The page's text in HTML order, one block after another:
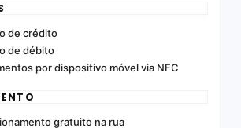
de crédito
de débito
por dispositivo móvel via NFC
gratuito na rua